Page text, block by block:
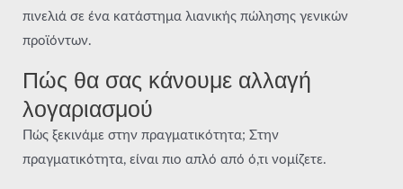
πινελιά σε ένα κατάστημα λιανικής πώλησης γενικών
προϊόντων.
Πώς θα σας κάνουμε αλλαγή
λογαριασμού
Πώς ξεκινάμε στην πραγματικότητα; Στην
πραγματικότητα, είναι πιο απλό από ό,τι νομίζετε.